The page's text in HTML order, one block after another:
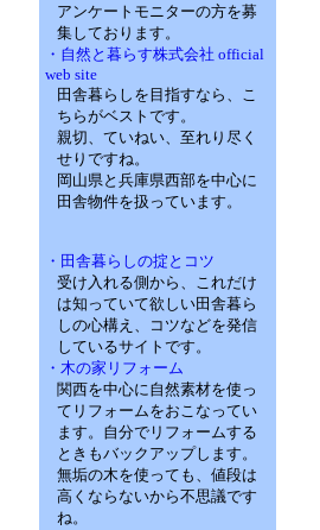
アンケートモニターの方を募
集しております。
・自然と暮らす株式会社 official
web site
田舎暮らしを目指すなら、こ
ちらがベストです。
親切、ていねい、至れり尽く
せりですね。
岡山県と兵庫県西部を中心に
田舎物件を扱っています。
・田舎暮らしの掟とコツ
受け入れる側から、これだけ
は知っていて欲しい田舎暮ら
しの心構え、コツなどを発信
しているサイトです。
・木の家リフォーム
関西を中心に自然素材を使っ
てリフォームをおこなってい
ます。自分でリフォームする
ときもバックアップします。
無垢の木を使っても、値段は
高くならないから不思議です
ね。